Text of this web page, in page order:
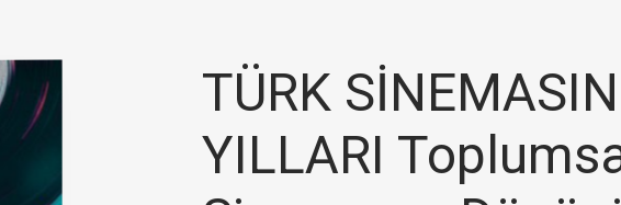
TÜRK
YILLARI